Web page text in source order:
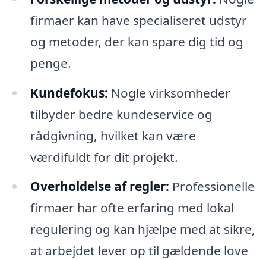
firmaer kan have specialiseret udstyr
og metoder, der kan spare dig tid og
penge.
Kundefokus: Nogle virksomheder
tilbyder bedre kundeservice og
rådgivning, hvilket kan være
værdifuldt for dit projekt.
Overholdelse af regler: Professionelle
firmaer har ofte erfaring med lokal
regulering og kan hjælpe med at sikre,
at arbejdet lever op til gældende love